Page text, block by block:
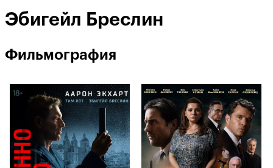
Эбигейл Бреслин
Фильмография